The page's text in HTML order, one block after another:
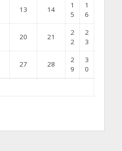
13 14
1
5
1
6
20 21
2
2
2
3
27 28
2
9
3
0